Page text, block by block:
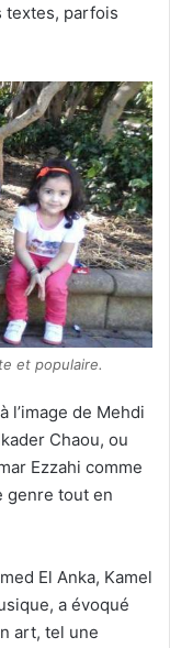
textes, parfois
et populaire.
l’image de Mehdi
Chaou, ou
Ezzahi comme
genre tout en
El Anka, Kamel
a évoqué
art, tel une